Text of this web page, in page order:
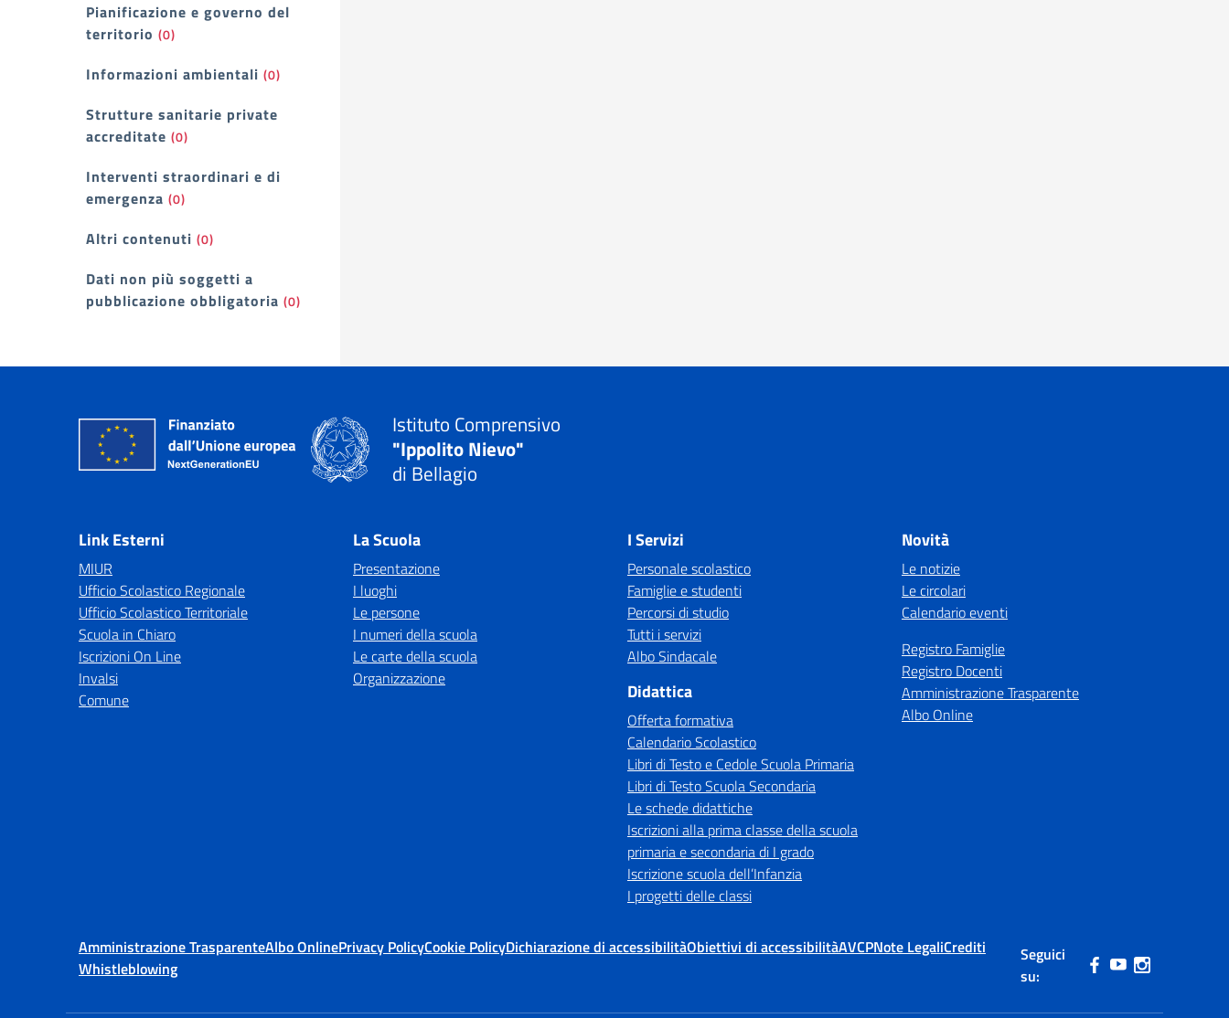
Pianificazione e governo del
territorio (0)
Informazioni ambientali (0)
Strutture sanitarie private
accreditate (0)
Interventi straordinari e di
emergenza (0)
Altri contenuti (0)
Dati non più soggetti a
pubblicazione obbligatoria (0)
Istituto Comprensivo
"Ippolito Nievo"
di Bellagio
Link Esterni
MIUR
Ufficio Scolastico Regionale
Ufficio Scolastico Territoriale
Scuola in Chiaro
Iscrizioni On Line
Invalsi
Comune
La Scuola
Presentazione
I luoghi
Le persone
I numeri della scuola
Le carte della scuola
Organizzazione
I Servizi
Personale scolastico
Famiglie e studenti
Percorsi di studio
Tutti i servizi
Albo Sindacale
Didattica
Offerta formativa
Calendario Scolastico
Libri di Testo e Cedole Scuola Primaria
Libri di Testo Scuola Secondaria
Le schede didattiche
Iscrizioni alla prima classe della scuola
primaria e secondaria di I grado
Iscrizione scuola dell’Infanzia
I progetti delle classi
Novità
Le notizie
Le circolari
Calendario eventi
Registro Famiglie
Registro Docenti
Amministrazione Trasparente
Albo Online
Amministrazione TrasparenteAlbo OnlinePrivacy PolicyCookie PolicyDichiarazione di accessibilitàObiettivi di accessibilitàAVCPNote LegaliCrediti
Whistleblowing
Seguici
su: